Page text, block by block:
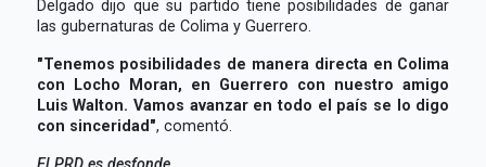
Delgado dijo que su partido tiene posibilidades de ganar
las gubernaturas de Colima y Guerrero.
"Tenemos posibilidades de manera directa en Colima
con Locho Moran, en Guerrero con nuestro amigo
Luis Walton. Vamos avanzar en todo el país se lo digo
con sinceridad", comentó.
El PRD es desfonde